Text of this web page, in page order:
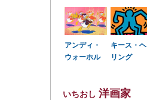
アンディ・
ウォーホル
キース・ヘ
リング
いちおし 洋画家